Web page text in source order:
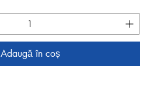
Adaugă în coș